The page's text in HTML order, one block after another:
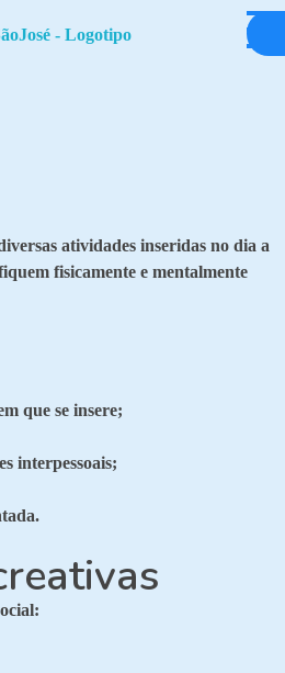
atividades inseridas no dia a
fisicamente e mentalmente
que se insere;
interpessoais;